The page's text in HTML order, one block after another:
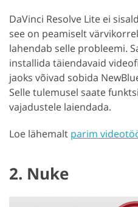
DaVinci Resolve Lite ei
see on peamiselt
lahendab selle probleemi.
installida täiendavaid
jaoks võivad sobida
Selle tulemusel saate
vajadustele laiendada.
Loe lähemalt parim
2. Nuke